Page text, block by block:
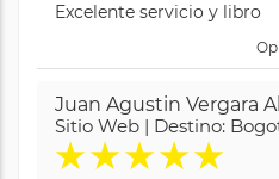
Excelente servicio y libro
Juan Agustin Vergara
Sitio Web | Destino:
★★★★★